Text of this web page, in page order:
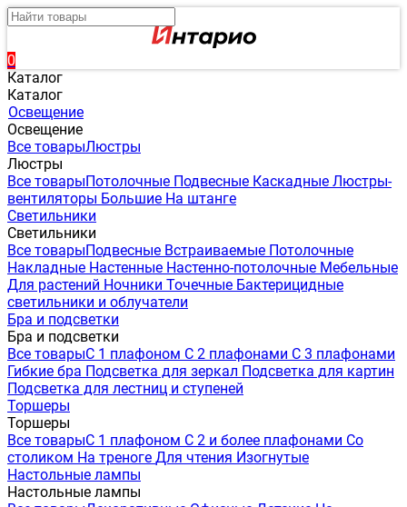
0
Каталог
Каталог
Освещение
Освещение
Все товарыЛюстры
Люстры
Все товарыПотолочные Подвесные Каскадные Люстры-
вентиляторы Большие На штанге
Светильники
Светильники
Все товарыПодвесные Встраиваемые Потолочные
Накладные Настенные Настенно-потолочные Мебельные
Для растений Ночники Точечные Бактерицидные
светильники и облучатели
Бра и подсветки
Бра и подсветки
Все товарыС 1 плафоном С 2 плафонами С 3 плафонами
Гибкие бра Подсветка для зеркал Подсветка для картин
Подсветка для лестниц и ступеней
Торшеры
Торшеры
Все товарыС 1 плафоном С 2 и более плафонами Со
столиком На треноге Для чтения Изогнутые
Настольные лампы
Настольные лампы